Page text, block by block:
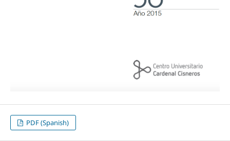
PDF (Spanish)